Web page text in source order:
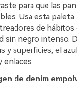
para que las
Usa esta
de hábitos
sin negro intenso.
y superficies, el
enlaces.
de denim